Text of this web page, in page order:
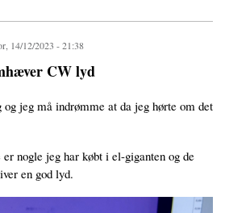
14/12/2023 - 21:38
CW lyd
jeg må indrømme at da jeg hørte om det
nogle jeg har købt i el-giganten og de
en god lyd.